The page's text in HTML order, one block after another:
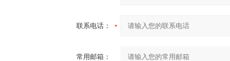
联系电话：
常用邮箱：